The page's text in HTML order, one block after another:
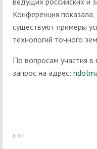
Конференция
существуют примеры
технологий точного
По вопросам участия
запрос на адрес:
ВИМ